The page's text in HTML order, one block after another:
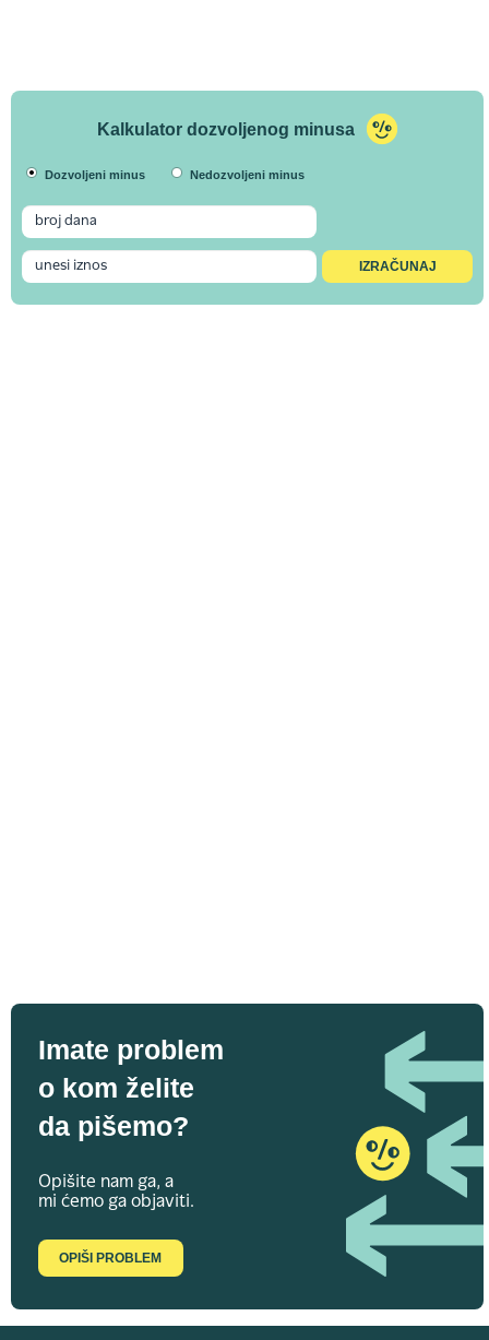
Kalkulator dozvoljenog minusa
Dozvoljeni minus Nedozvoljeni minus
Imate problem
o kom želite
da pišemo?
Opišite nam ga, a
mi ćemo ga objaviti.
OPIŠI PROBLEM